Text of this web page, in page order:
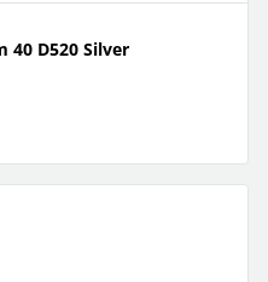
40 D520 Silver